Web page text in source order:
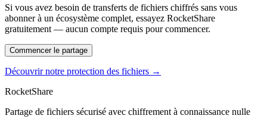
Si vous avez besoin de transferts de fichiers chiffrés sans vous
abonner à un écosystème complet, essayez RocketShare
gratuitement — aucun compte requis pour commencer.
Commencer le partage
Découvrir notre protection des fichiers →
RocketShare
Partage de fichiers sécurisé avec chiffrement à connaissance nulle